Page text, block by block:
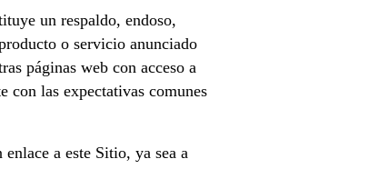
un respaldo, endoso,
o servicio anunciado
páginas web con acceso a
con las expectativas comunes
a este Sitio, ya sea a